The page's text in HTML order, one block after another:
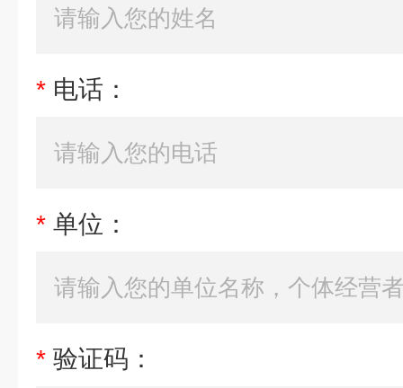
* 电话：
* 单位：
* 验证码：